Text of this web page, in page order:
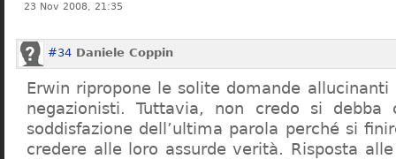
23 Nov 2008, 21:35
#34 Daniele Coppin
Erwin ripropone le solite domande
negazionisti. Tuttavia, non credo si debba
soddisfazione dell’ultima parola perché si
credere alle loro assurde verità. Risposta